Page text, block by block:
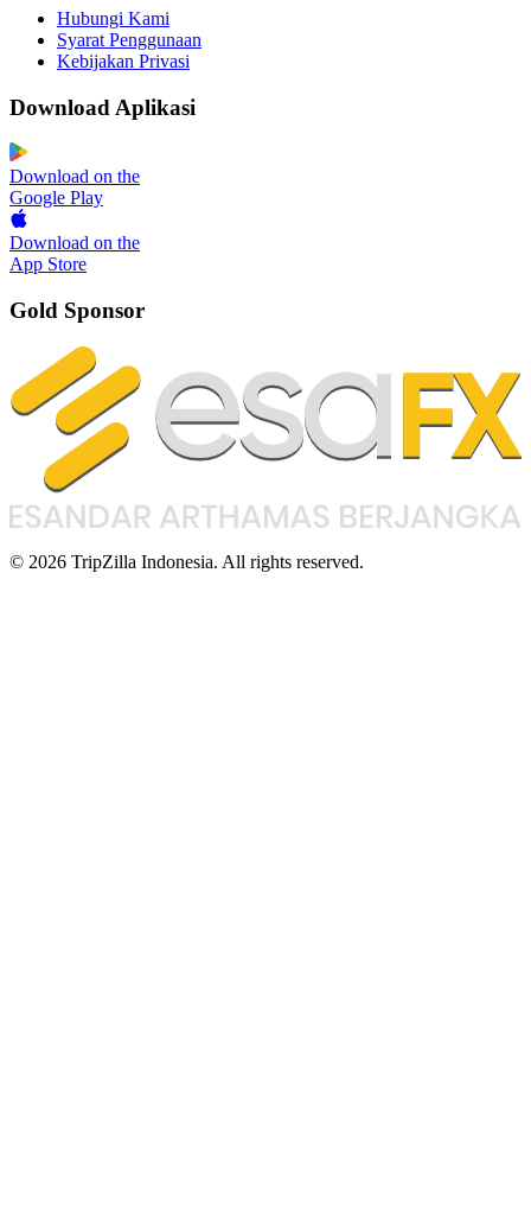
Hubungi Kami
Syarat Penggunaan
Kebijakan Privasi
Download Aplikasi
Download on the
Google Play
Download on the
App Store
Gold Sponsor
© 2026 TripZilla Indonesia. All rights reserved.